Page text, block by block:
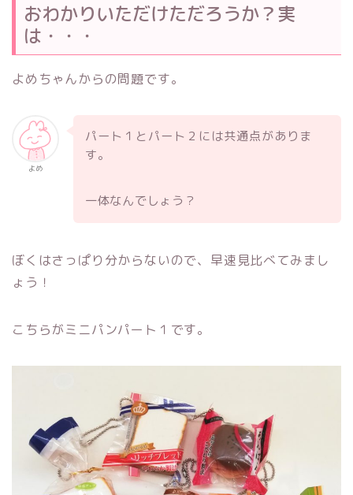
おわかりいただけただろうか？実
は・・・
よめちゃんからの問題です。
よめ
パート１とパート２には共通点がありま
す。
一体なんでしょう？
ぼくはさっぱり分からないので、早速見比べてみまし
ょう！
こちらがミニパンパート１です。